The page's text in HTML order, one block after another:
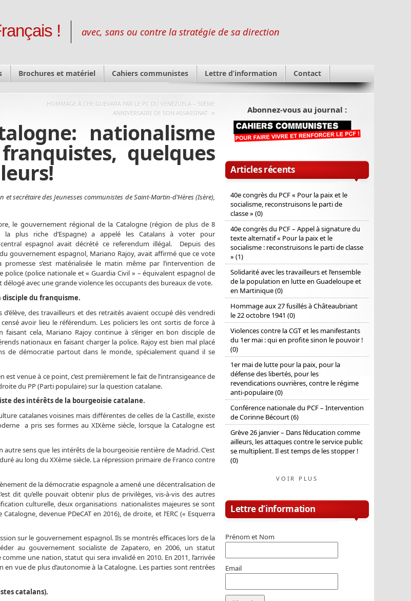
! avec, sans ou contre la stratégie de sa direction
Brochures et matériel Cahiers communistes Lettre d’information Contact
HOMMAGE À CHE GUEVARA PAR LE PC DU VENEZUELA – 50ÈME
ANNIVERSAIRE DE SON ASSASSINAT »
nationalisme
quelques
secrétaire des Jeunesses communistes de Saint-Martin-d’Hères (Isère),
le gouvernement régional de la Catalogne (région de plus de 8
la plus riche d’Espagne) a appelé les Catalans à voter pour
central espagnol avait décrété ce referendum illégal. Depuis des
gouvernement espagnol, Mariano Rajoy, avait affirmé que ce vote
promesse s’est matérialisée le matin même par l’intervention de
police (police nationale et « Guardia Civil » – équivalent espagnol de
avec une grande violence les occupants des bureaux de vote.
disciple du franquisme.
d’élève, des travailleurs et des retraités avaient occupé dès vendredi
avoir lieu le référendum. Les policiers les ont sortis de force à
faisant cela, Mariano Rajoy continue à s’ériger en bon disciple de
nationaux en faisant charger la police. Rajoy est bien mal placé
de démocratie partout dans le monde, spécialement quand il se
est venue à ce point, c’est premièrement le fait de l’intransigeance de
du PP (Parti populaire) sur la question catalane.
des intérêts de la bourgeoisie catalane.
catalanes voisines mais différentes de celles de la Castille, existe
a pris ses formes au XIXème siècle, lorsque la Catalogne est
sens que les intérêts de la bourgeoisie rentière de Madrid. C’est
au long du XXème siècle. La répression primaire de Franco contre
de la démocratie espagnole a amené une décentralisation de
dit qu’elle pouvait obtenir plus de privilèges, vis-à-vis des autres
culturelle, deux organisations nationalistes majeures se sont
devenue PDeCAT en 2016), de droite, et l’ERC (« Esquerra
sur le gouvernement espagnol. Ils se montrés efficaces lors de la
au gouvernement socialiste de Zapatero, en 2006, un statut
une nation, statut qui sera invalidé en 2010. En 2011, l’arrivée
vue de plus d’autonomie à la Catalogne. Les parties sont rentrées
catalans).
Abonnez-vous au journal :
Articles récents
40e congrès du PCF « Pour la paix et le
socialisme, reconstruisons le parti de
classe » (0)
40e congrès du PCF – Appel à signature du
texte alternatif « Pour la paix et le
socialisme : reconstruisons le parti de classe
» (1)
Solidarité avec les travailleurs et l’ensemble
de la population en lutte en Guadeloupe et
en Martinique (0)
Hommage aux 27 fusillés à Châteaubriant
le 22 octobre 1941 (0)
Violences contre la CGT et les manifestants
du 1er mai : qui en profite sinon le pouvoir !
(0)
1er mai de lutte pour la paix, pour la
défense des libertés, pour les
revendications ouvrières, contre le régime
anti-populaire (0)
Conférence nationale du PCF – Intervention
de Corinne Bécourt (6)
Grève 26 janvier – Dans l’éducation comme
ailleurs, les attaques contre le service public
se multiplient. Il est temps de les stopper !
(0)
VOIR PLUS
Lettre d’information
Prénom et Nom
Email